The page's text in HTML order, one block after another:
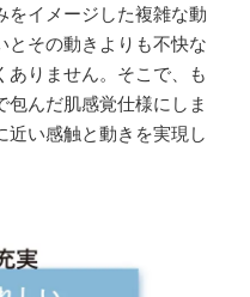
をイメージした複雑な動
とその動きよりも不快な
ありません。そこで、も
んだ肌感覚仕様にしま
近い感触と動きを実現し